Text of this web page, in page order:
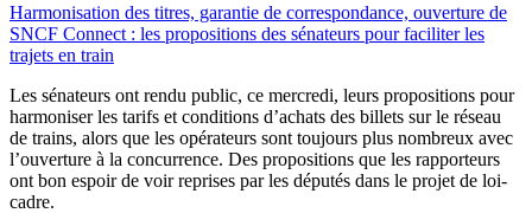
Harmonisation des titres, garantie de correspondance, ouverture de
SNCF Connect : les propositions des sénateurs pour faciliter les
trajets en train
Les sénateurs ont rendu public, ce mercredi, leurs propositions pour
harmoniser les tarifs et conditions d’achats des billets sur le réseau
de trains, alors que les opérateurs sont toujours plus nombreux avec
l’ouverture à la concurrence. Des propositions que les rapporteurs
ont bon espoir de voir reprises par les députés dans le projet de loi-
cadre.